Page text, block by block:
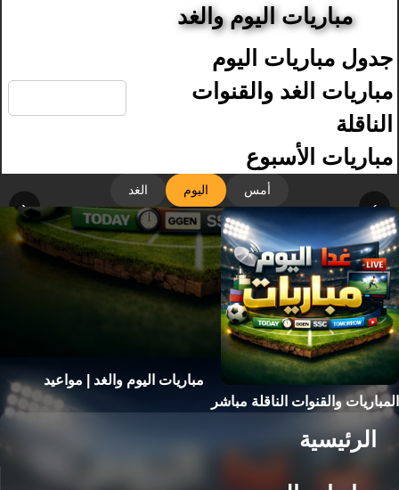
مباريات اليوم والغد
جدول مباريات اليوم
مباريات الغد والقنوات
الناقلة
مباريات الأسبوع
أمس اليوم الغد
‹ ›
مباريات اليوم والغد | مواعيد
المباريات والقنوات الناقلة مباشر
الرئيسية